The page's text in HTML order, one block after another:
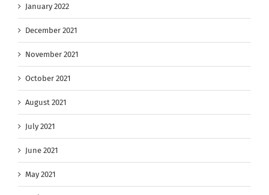
January 2022
December 2021
November 2021
October 2021
August 2021
July 2021
June 2021
May 2021